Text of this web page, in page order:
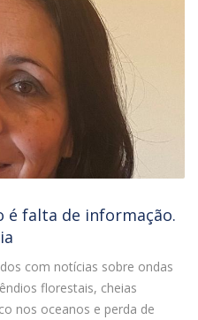
é falta de informação.
com notícias sobre ondas
florestais, cheias
nos oceanos e perda de